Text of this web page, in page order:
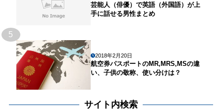
芸能人（俳優）で英語（外国語）が上
手に話せる男性まとめ
5
2018年2月20日
航空券パスポートのMR,MRS,MSの違
い、子供の敬称、使い分けは？
サイト内検索